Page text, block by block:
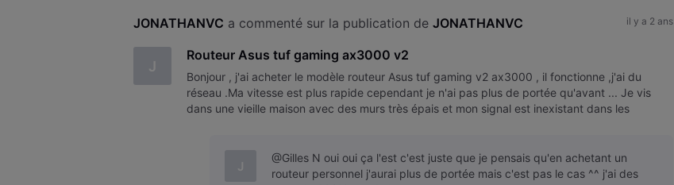
JONATHANVC a commenté sur la publication de JONATHANVC il y a 2 ans
J
Routeur Asus tuf gaming ax3000 v2
Bonjour , j'ai acheter le modèle routeur Asus tuf gaming v2 ax3000 , il fonctionne ,j'ai du
réseau .Ma vitesse est plus rapide cependant je n'ai pas plus de portée qu'avant ... Je vis
dans une vieille maison avec des murs très épais et mon signal est inexistant dans les
J
@Gilles N oui oui ça l'est c'est juste que je pensais qu'en achetant un
routeur personnel j'aurai plus de portée mais c'est pas le cas ^^ j'ai des